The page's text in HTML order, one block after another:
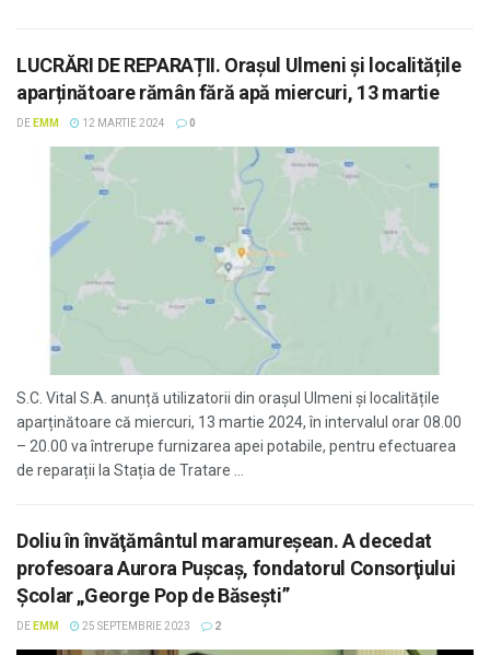
LUCRĂRI DE REPARAȚII. Orașul Ulmeni și localitățile
aparținătoare rămân fără apă miercuri, 13 martie
DE EMM 12 MARTIE 2024 0
S.C. Vital S.A. anunță utilizatorii din orașul Ulmeni și localitățile
aparținătoare că miercuri, 13 martie 2024, în intervalul orar 08.00
– 20.00 va întrerupe furnizarea apei potabile, pentru efectuarea
de reparații la Stația de Tratare ...
Doliu în învăţământul maramureşean. A decedat
profesoara Aurora Puşcaş, fondatorul Consorţiului
Şcolar „George Pop de Băsești”
DE EMM 25 SEPTEMBRIE 2023 2